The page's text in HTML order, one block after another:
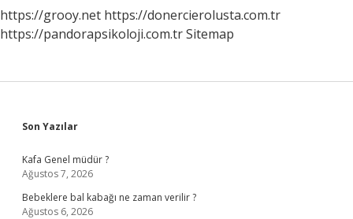
https://grooy.net https://donercierolusta.com.tr
https://pandorapsikoloji.com.trSitemap
Sidebar
Son Yazılar
Kafa Genel müdür ?
Ağustos 7, 2026
Bebeklere bal kabağı ne zaman verilir ?
Ağustos 6, 2026